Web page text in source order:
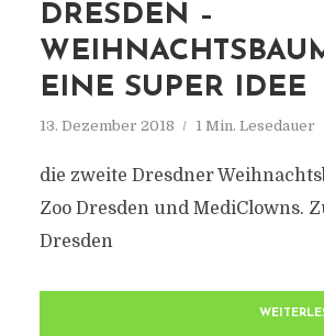
DRESDEN –
EINE SUPER IDEE
13. Dezember 2018 1 Min. Lesedauer
die zweite Dresdner
Zoo Dresden und MediClowns.
Dresden